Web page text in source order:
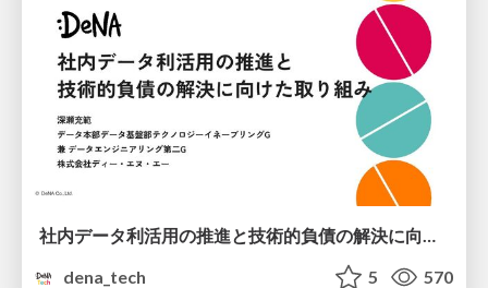
社内データ利活用の推進と技術的負債の解決に向けた取り組み
dena_tech
5 570